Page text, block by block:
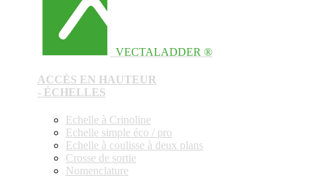
VECTALADDER ®
ACCÈS EN HAUTEUR
- ÉCHELLES
Echelle à Crinoline
Echelle simple éco / pro
Echelle à coulisse à deux plans
Crosse de sortie
Nomenclature